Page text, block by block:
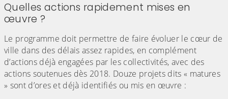
Quelles actions rapidement mises en
œuvre ?
Le programme doit permettre de faire évoluer le cœur de
ville dans des délais assez rapides, en complément
d’actions déjà engagées par les collectivités, avec des
actions soutenues dès 2018. Douze projets dits « matures
» sont d’ores et déjà identifiés ou mis en œuvre :